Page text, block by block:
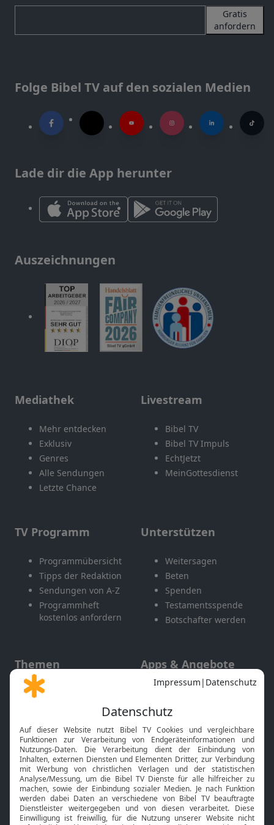
Gratis
anfordern
Folge Bibel TV auf den sozialen Medien
Lade dir die App herunter
Auszeichnungen
Mediathek
Mehr entdecken
Exklusiv
Genres
Alle Sendungen
Letzte Chance
Livestream
Bibel TV
Bibel TV Impuls
EchtJetzt
MeinGottesdienst
TV Programm
Programmübersicht
Tipps der Redaktion
Sendungen von A-Z
Programmheft
kostenlos anfordern
Unterstützen
Weitersagen
Beten
Spenden
Testamentsspende
Botschafter werden
Themen
Gott und Bibel erklärt
Neuigkeiten
Apps & Angebote
Mobile App
Smart TV
HbbTV
Bibelthek Online-Bibel
Nächster Gottesdienst